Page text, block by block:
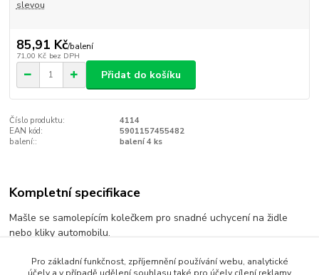
slevou
85,91 Kč/balení
71,00 Kč bez DPH
Přidat do košíku
Číslo produktu:
4114
EAN kód:
5901157455482
balení::
balení 4 ks
Kompletní specifikace
Mašle se samolepícím kolečkem pro snadné uchycení na židle
nebo kliky automobilu.
Pro základní funkčnost, zpříjemnění používání webu, analytické